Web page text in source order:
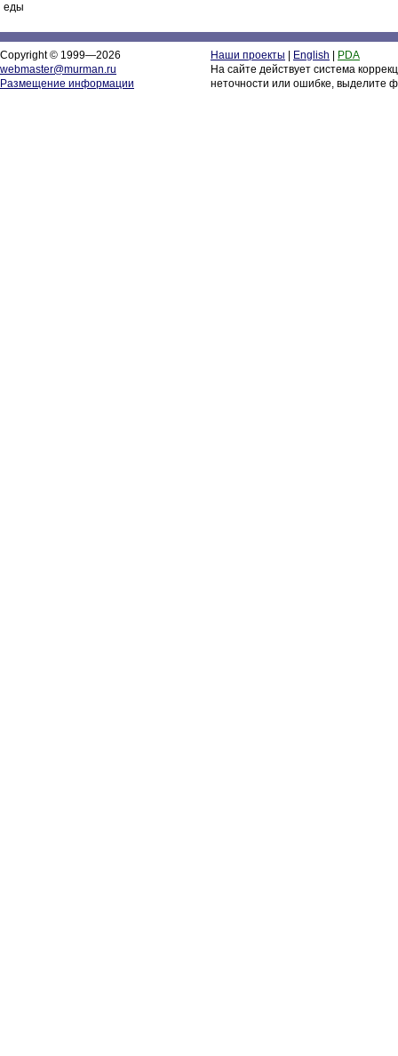
еды
Copyright © 1999—2026
webmaster@murman.ru
Размещение информации
Наши проекты English
PDA
На сайте действует система
неточности или ошибке, выделите